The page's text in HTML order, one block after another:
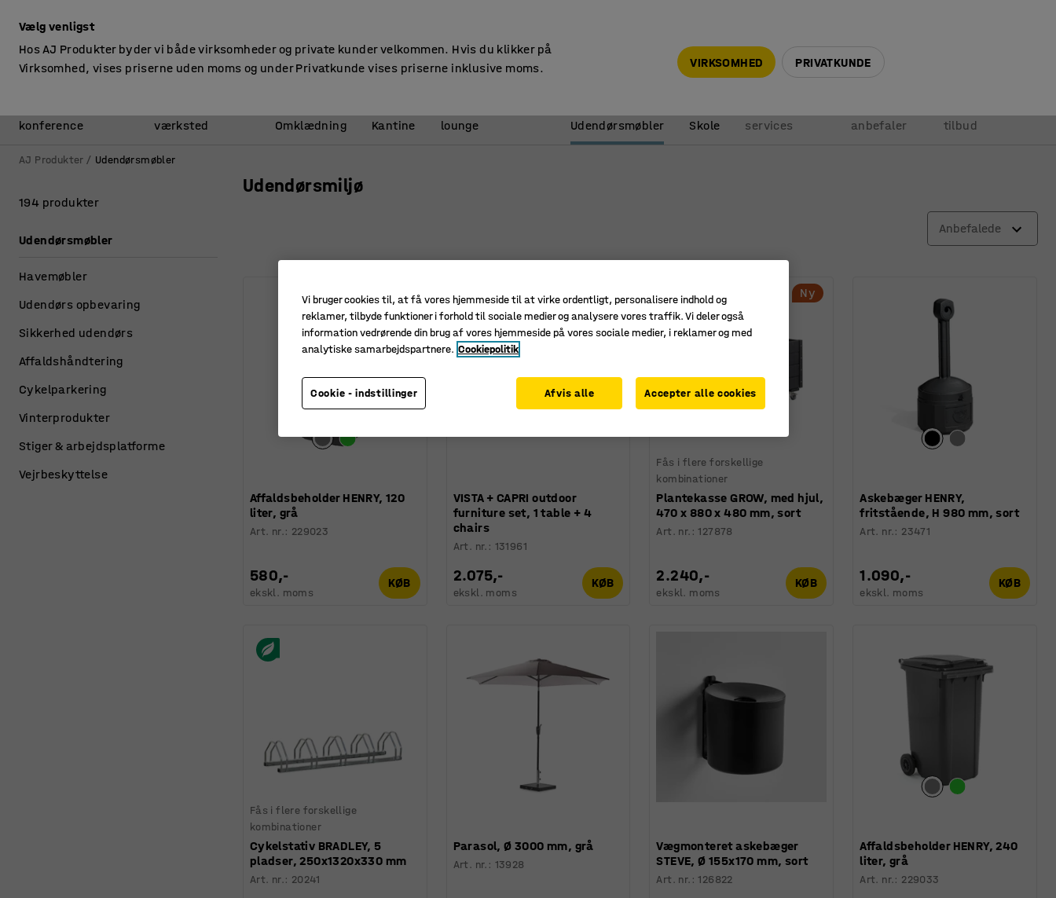
konference
værksted
Omklædning Kantine
lounge
Udendørsmøbler Skole
services
anbefaler
tilbud
AJ Produkter Udendørsmøbler
Udendørsmiljø
Anbefalede
Affaldsbeholder HENRY, 120
liter, grå
Art. nr.: 229023
580,-
ekskl. moms
KØB
Pakke
Ny
VISTA + CAPRI outdoor
furniture set, 1 table + 4
chairs
Art. nr. : 131961
2.075,-
ekskl. moms
KØB
Ny
Fås i flere forskellige
kombinationer
Plantekasse GROW, med hjul,
470 x 880 x 480 mm, sort
Art. nr. :127878
2.240,-
ekskl. moms
KØB
Askebæger HENRY,
fritstående, H 980 mm, sort
Art. nr.: 23471
1.090,-
ekskl. moms
KØB
Fås i flere forskellige
kombinationer
Cykelstativ BRADLEY, 5
pladser, 250x1320x330 mm
Art. nr.: 20241
Parasol, Ø 3000 mm, grå
Art. nr. : 13928
Vægmonteret askebæger
STEVE, Ø 155x170 mm, sort
Art. nr. :126822
Affaldsbeholder HENRY, 240
liter, grå
Art. nr.: 229033
194 produkter
Udendørsmøbler
Havemøbler
Udendørs opbevaring
Sikkerhed udendørs
Affaldshåndtering
Cykelparkering
Vinterprodukter
Stiger & arbejdsplatforme
Vejrbeskyttelse
Vælg venligst
Hos AJ Produkter byder vi både virksomheder og private kunder velkommen. Hvis du klikker på
Virksomhed, vises priserne uden moms og under Privatkunde vises priserne inklusive moms.
VIRKSOMHED PRIVATKUNDE
Vi bruger cookies til, at få vores hjemmeside til at virke ordentligt, personalisere indhold og
reklamer, tilbyde funktioner i forhold til sociale medier og analysere vores traffik. Vi deler også
information vedrørende din brug af vores hjemmeside på vores sociale medier, i reklamer og med
analytiske samarbejdspartnere. Cookiepolitik
Cookie - indstillinger Afvis alle Accepter alle cookies